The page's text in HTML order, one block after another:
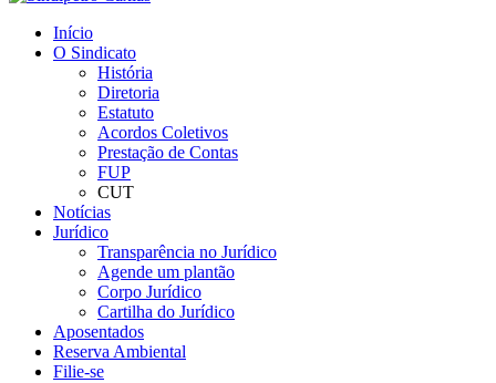
Início
O Sindicato
História
Diretoria
Estatuto
Acordos Coletivos
Prestação de Contas
FUP
CUT
Notícias
Jurídico
Transparência no Jurídico
Agende um plantão
Corpo Jurídico
Cartilha do Jurídico
Aposentados
Reserva Ambiental
Filie-se